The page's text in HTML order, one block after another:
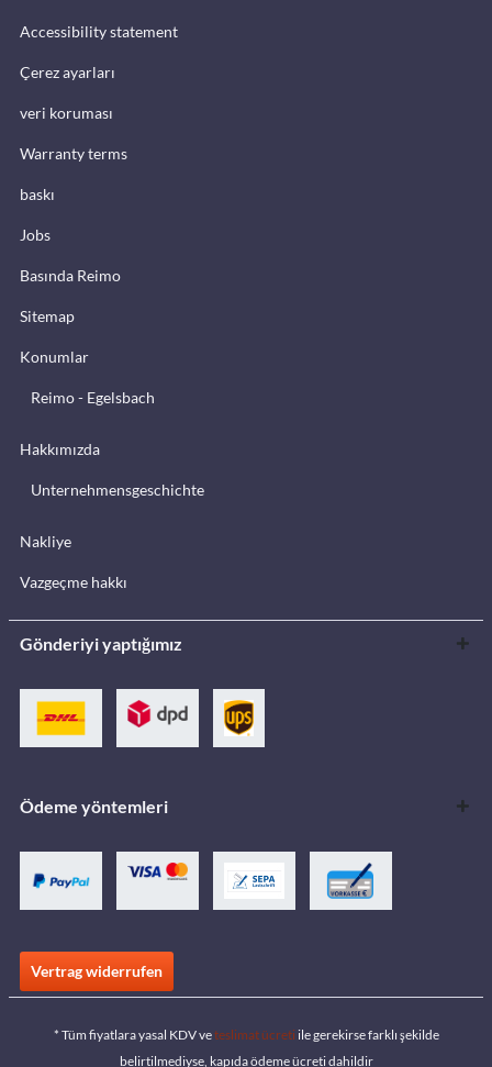
Accessibility statement
Çerez ayarları
veri koruması
Warranty terms
baskı
Jobs
Basında Reimo
Sitemap
Konumlar
Reimo - Egelsbach
Hakkımızda
Unternehmensgeschichte
Nakliye
Vazgeçme hakkı
Gönderiyi yaptığımız
Ödeme yöntemleri
Vertrag widerrufen
* Tüm fiyatlara yasal KDV veteslimat ücreti ile gerekirse farklı şekilde
belirtilmediyse, kapıda ödeme ücreti dahildir